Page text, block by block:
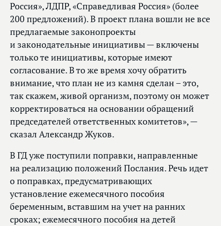
Россия», ЛДПР, «Справедливая Россия» (более
200 предложений). В проект плана вошли не все
предлагаемые законопроекты
и законодательные инициативы — включены
только те инициативы, которые имеют
согласование. В то же время хочу обратить
внимание, что план не из камня сделан – это,
так скажем, живой организм, поэтому он может
корректироваться на основании обращений
председателей ответственных комитетов», —
сказал Александр Жуков.
В ГД уже поступили поправки, направленные
на реализацию положений Послания. Речь идет
о поправках, предусматривающих
установление ежемесячного пособия
беременным, вставшим на учет на ранних
сроках; ежемесячного пособия на детей